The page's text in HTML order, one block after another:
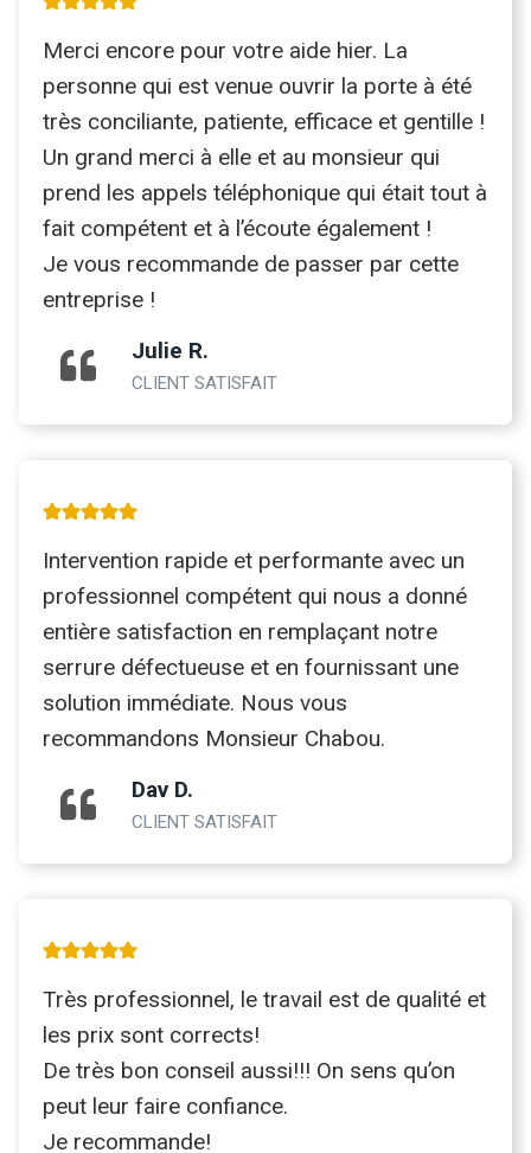
Merci encore pour votre aide hier. La
personne qui est venue ouvrir la porte à été
très conciliante, patiente, efficace et gentille !
Un grand merci à elle et au monsieur qui
prend les appels téléphonique qui était tout à
fait compétent et à l’écoute également !
Je vous recommande de passer par cette
entreprise !
Julie R.
CLIENT SATISFAIT
Intervention rapide et performante avec un
professionnel compétent qui nous a donné
entière satisfaction en remplaçant notre
serrure défectueuse et en fournissant une
solution immédiate. Nous vous
recommandons Monsieur Chabou.
Dav D.
CLIENT SATISFAIT
Très professionnel, le travail est de qualité et
les prix sont corrects!
De très bon conseil aussi!!! On sens qu’on
peut leur faire confiance.
Je recommande!